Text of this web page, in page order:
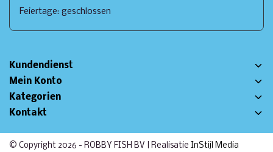
Feiertage: geschlossen
Kundendienst
Mein Konto
Kategorien
Kontakt
© Copyright 2026 - ROBBY FISH BV | Realisatie InStijl Media